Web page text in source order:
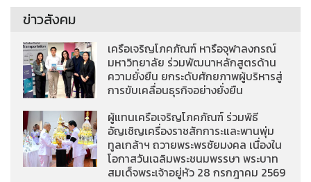
ข่าวสังคม
เครือเจริญโภคภัณฑ์ หารือจุฬาลงกรณ์
มหาวิทยาลัย ร่วมพัฒนาหลักสูตรด้าน
ความยั่งยืน ยกระดับศักยภาพผู้บริหารสู่
การขับเคลื่อนธุรกิจอย่างยั่งยืน
ผู้แทนเครือเจริญโภคภัณฑ์ ร่วมพิธี
อัญเชิญเครื่องราชสักการะและพานพุ่ม
ทูลเกล้าฯ ถวายพระพรชัยมงคล เนื่องใน
โอกาสวันเฉลิมพระชนมพรรษา พระบาท
สมเด็จพระเจ้าอยู่หัว 28 กรกฎาคม 2569